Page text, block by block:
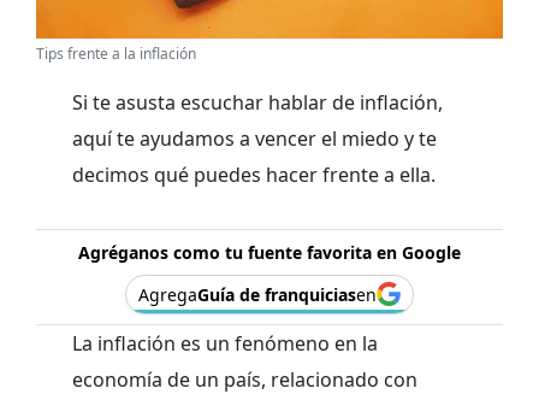
Tips frente a la inflación
Si te asusta escuchar hablar de inflación,
aquí te ayudamos a vencer el miedo y te
decimos qué puedes hacer frente a ella.
Agréganos como tu fuente favorita en Google
AgregaGuía de franquiciasen
La inflación es un fenómeno en la
economía de un país, relacionado con